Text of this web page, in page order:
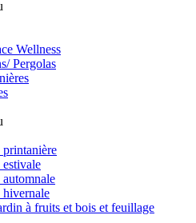
Wellness
Pergolas
printanière
estivale
hivernale
à fruits et bois et feuillage